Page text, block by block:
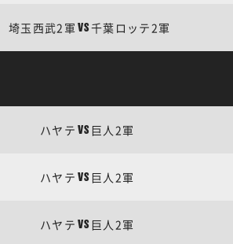
埼玉西武2軍VS千葉ロッテ2軍
ハヤテ VS 巨人2軍
ハヤテ VS 巨人2軍
ハヤテ VS 巨人2軍